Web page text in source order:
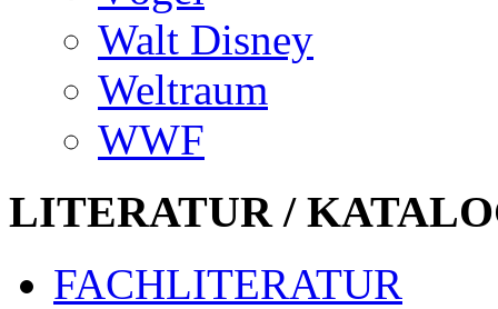
Walt Disney
Weltraum
WWF
LITERATUR /
FACHLITERATUR